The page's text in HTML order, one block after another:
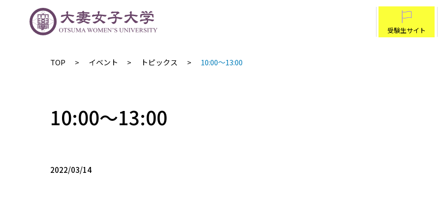
受験生サイト
TOP イベント トピックス 10:00〜13:00
10:00〜13:00
2022/03/14